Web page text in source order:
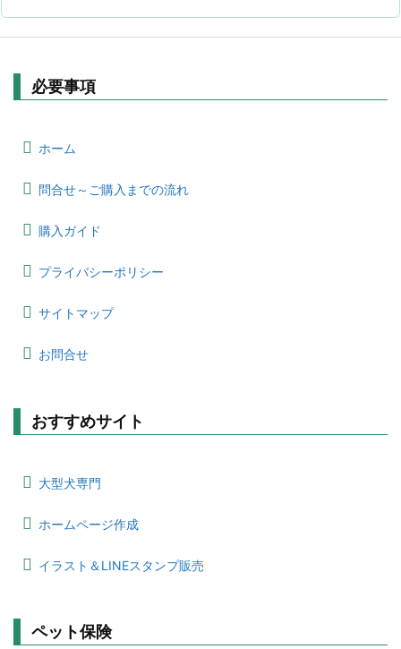
必要事項
ホーム
問合せ～ご購入までの流れ
購入ガイド
プライバシーポリシー
サイトマップ
お問合せ
おすすめサイト
大型犬専門
ホームページ作成
イラスト＆LINEスタンプ販売
ペット保険